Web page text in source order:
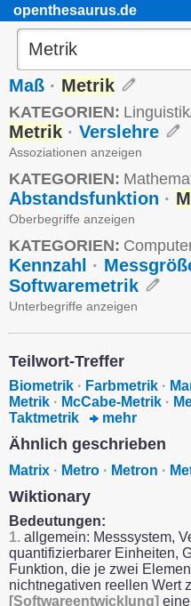
openthesaurus.de
Maß · Metrik
KATEGORIEN:
Metrik · Verslehre
Assoziationen anzeigen
KATEGORIEN:
Abstandsfunktion ·
Oberbegriffe anzeigen
KATEGORIEN:
Kennzahl ·
Softwaremetrik
Unterbegriffe anzeigen
Teilwort-Treffer
Biometrik · Farbmetrik ·
Metrik · McCabe-Metrik ·
Taktmetrik
mehr
Ähnlich geschrieben
Matrix · Metro · Metron ·
Wiktionary
Bedeutungen:
1. allgemein: Messsystem,
quantifizierbarer Einheiten,
Funktion, die je zwei
nichtnegativen reellen Wert
[Softwareentwicklung]